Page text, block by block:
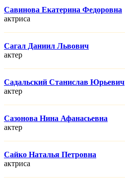
Савинова Екатерина Федоровна
актриса
Сагал Даниил Львович
актер
Садальский Станислав Юрьевич
актер
Сазонова Нина Афанасьевна
актер
Сайко Наталья Петровна
актриса